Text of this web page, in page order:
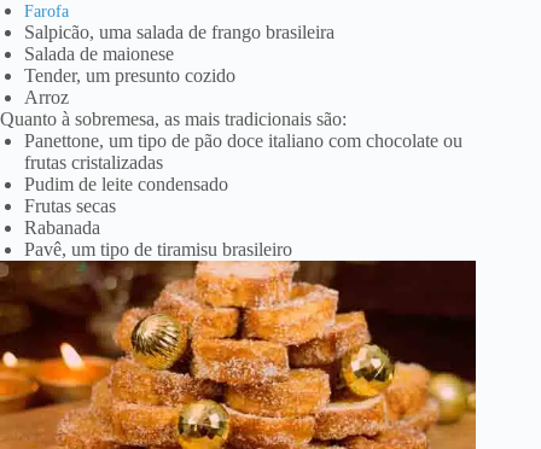
Farofa
Salpicão, uma salada de frango brasileira
Salada de maionese
Tender, um presunto cozido
Arroz
Quanto à sobremesa, as mais tradicionais são:
Panettone, um tipo de pão doce italiano com chocolate ou
frutas cristalizadas
Pudim de leite condensado
Frutas secas
Rabanada
Pavê, um tipo de tiramisu brasileiro